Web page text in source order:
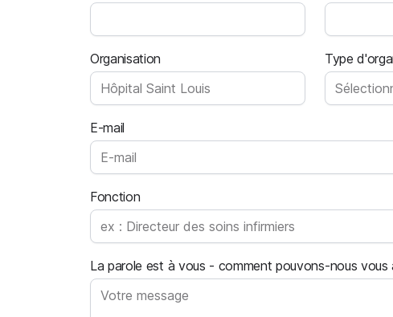
Organisation Type
E-mail
Fonction
La parole est à vous - comment pouvons-nous vous